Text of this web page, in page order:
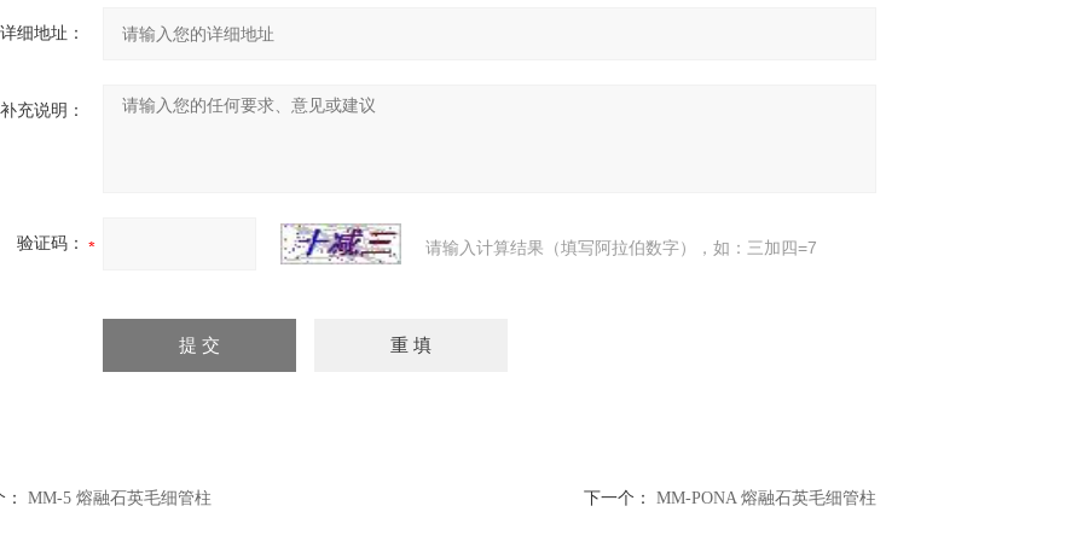
详细地址：
补充说明：
验证码： 请输入计算结果（填写阿拉伯数字），如：三加四=7
MM-5 熔融石英毛细管柱 下一个： MM-PONA 熔融石英毛细管柱